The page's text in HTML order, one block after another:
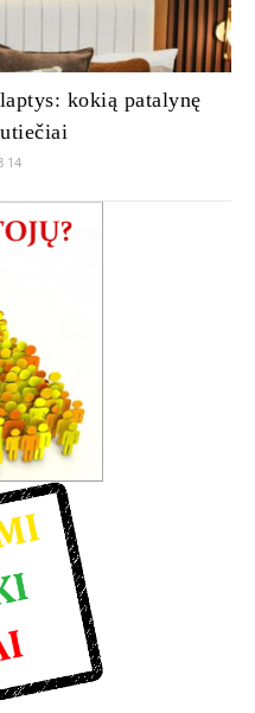
kokią patalynę
14